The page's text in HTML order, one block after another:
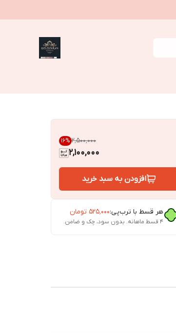
۲٬۵۰۰٬۰۰۰ 16%
2,100,000
افزودن به سبد خرید
هر قسط با ترب‌پی:۵۲۵٬۰۰۰ تومان
۴ قسط ماهانه. بدون سود، چک و ضامن.